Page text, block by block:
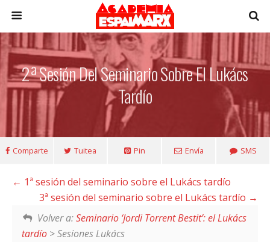
2ª Sesión Del Seminario Sobre El Lukács
Tardío
Comparte Tuitea Pin Envía SMS
1ª sesión del seminario sobre el Lukács tardío
3ª sesión del seminario sobre el Lukács tardío
Volver a:Seminario ‘Jordi Torrent Bestit’: el Lukács
tardío > Sesiones Lukács